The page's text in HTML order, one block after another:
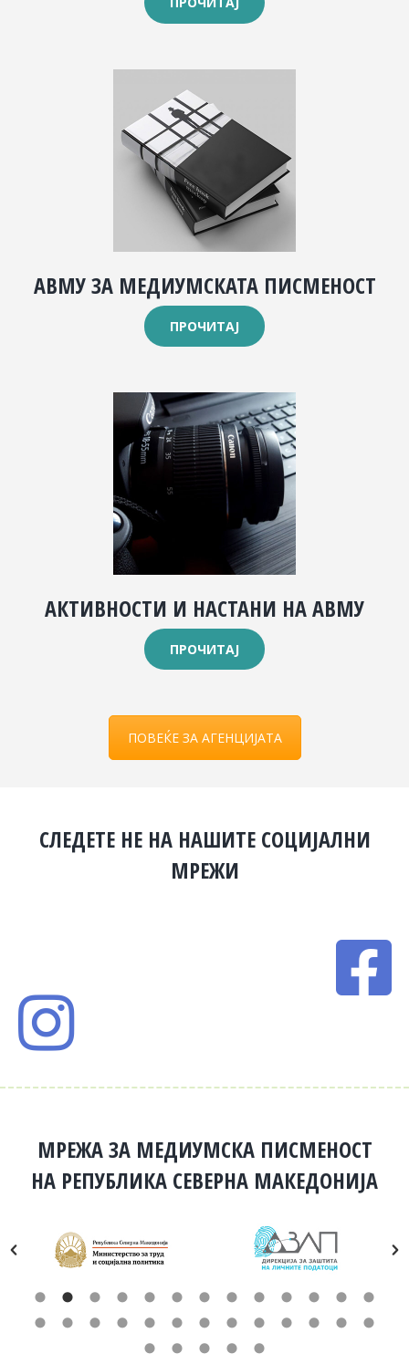
АВМУ ЗА МЕДИУМСКАТА ПИСМЕНОСТ
ПРОЧИТАЈ
АКТИВНОСТИ И НАСТАНИ НА АВМУ
ПРОЧИТАЈ
ПОВЕЌЕ ЗА АГЕНЦИЈАТА
СЛЕДЕТЕ НЕ НА НАШИТЕ СОЦИЈАЛНИ
МРЕЖИ
МРЕЖА ЗА МЕДИУМСКА ПИСМЕНОСТ
НА РЕПУБЛИКА СЕВЕРНА МАКЕДОНИЈА